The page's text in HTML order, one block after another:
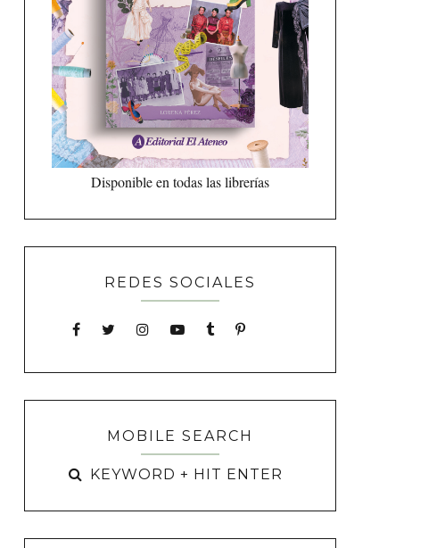
Disponible en todas las librerías
REDES SOCIALES
MOBILE SEARCH